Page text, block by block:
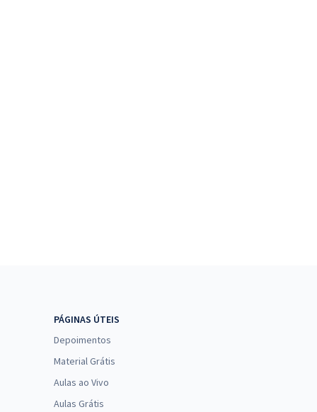
PÁGINAS ÚTEIS
Depoimentos
Material Grátis
Aulas ao Vivo
Aulas Grátis